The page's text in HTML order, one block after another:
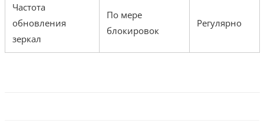
Частота
обновления
зеркал
По мере
блокировок
Регулярно